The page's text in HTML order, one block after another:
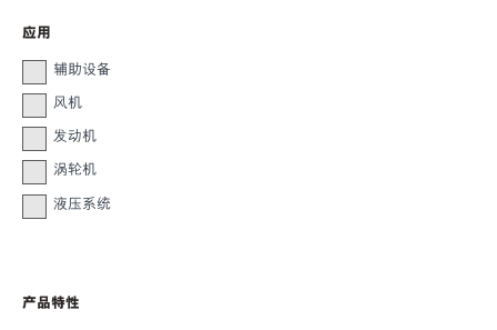
应用
辅助设备
风机
发动机
涡轮机
液压系统
产品特性